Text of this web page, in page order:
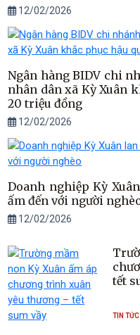
12/02/2026
Ngân hàng BIDV chi
nhân dân xã Kỳ Xuân
20 triệu đồng
12/02/2026
Doanh nghiệp Kỳ
ấm đến với người
12/02/2026
tết
TIN TỨC